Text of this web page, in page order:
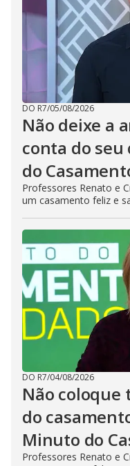
DO R7/05/08/2026
Não deixe a
conta do
do
Professores Renato e
um casamento feliz e
DO R7/04/08/2026
Não coloque
do
Minuto do
Professores Renato e